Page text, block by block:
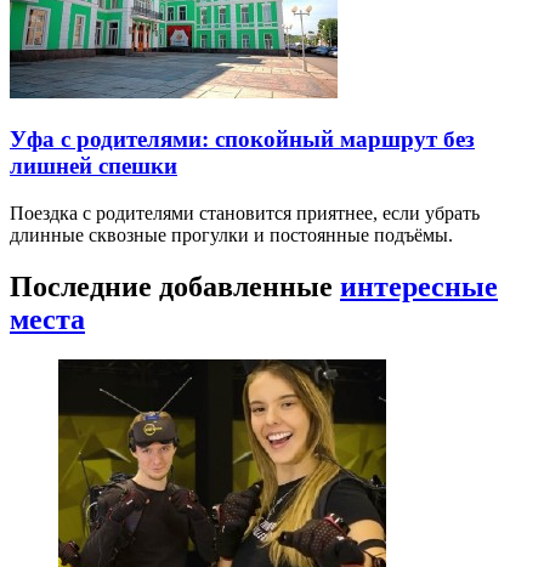
Уфа с родителями: спокойный маршрут без
лишней спешки
Поездка с родителями становится приятнее, если убрать
длинные сквозные прогулки и постоянные подъёмы.
Последние добавленные интересные
места